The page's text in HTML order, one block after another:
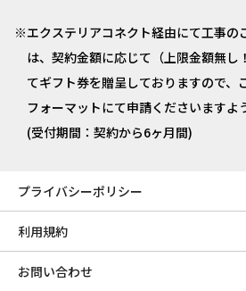
エクステリアコネクト経由にて工事の
は、契約金額に応じて（上限金額無し
てギフト券を贈呈しておりますので、
フォーマットにて申請くださいますよ
(受付期間：契約から6ヶ月間)
プライバシーポリシー
利用規約
お問い合わせ